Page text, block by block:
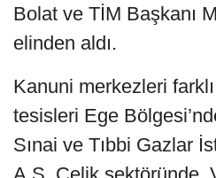
Bolat ve TİM Başkanı
elinden aldı.
Kanuni merkezleri
tesisleri Ege
Sınai ve Tıbbi Gazlar